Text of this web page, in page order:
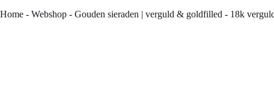
Home - Webshop - Gouden sieraden | verguld & goldfilled - 18k